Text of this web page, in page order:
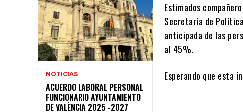
NOTICIAS
ACUERDO LABORAL PERSONAL
FUNCIONARIO AYUNTAMIENTO
DE VALÈNCIA 2025 -2027
Estimados
Secretaría de
anticipada de las
al 45%.
Esperando que esta